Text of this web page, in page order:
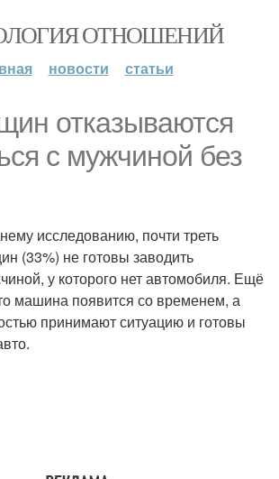
ОТНОШЕНИЙ
новости статьи
отказываются
с мужчиной без
исследованию, почти треть
(33%) не готовы заводить
у которого нет автомобиля. Ещё
машина появится со временем, а
принимают ситуацию и готовы